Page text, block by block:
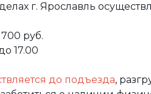
г. Ярославль
руб.
17.00
до подъезда,